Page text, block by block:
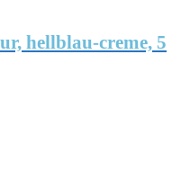
hellblau-creme, 5